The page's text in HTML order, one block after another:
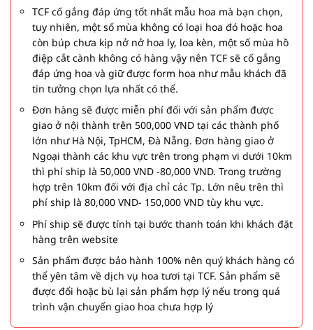
TCF cố gắng đáp ứng tốt nhất mẫu hoa mà bạn chọn,
tuy nhiên, một số mùa không có loại hoa đó hoặc hoa
còn búp chưa kịp nở nở hoa ly, loa kèn, một số mùa hồ
điệp cắt cành không có hàng vậy nên TCF sẽ cố gắng
đáp ứng hoa và giữ được form hoa như mẫu khách đã
tin tưởng chọn lựa nhất có thể.
Đơn hàng sẽ được miễn phí đối với sản phẩm được
giao ở nội thành trên 500,000 VND tại các thành phố
lớn như Hà Nội, TpHCM, Đà Nẵng. Đơn hàng giao ở
Ngoại thành các khu vực trên trong phạm vi dưới 10km
thì phí ship là 50,000 VND -80,000 VND. Trong trường
hợp trên 10km đối với địa chỉ các Tp. Lớn nêu trên thì
phí ship là 80,000 VND- 150,000 VND tùy khu vực.
Phí ship sẽ được tính tại bước thanh toán khi khách đặt
hàng trên website
Sản phẩm được bảo hành 100% nên quý khách hàng có
thể yên tâm về dịch vụ hoa tươi tại TCF. Sản phẩm sẽ
được đổi hoặc bù lại sản phẩm hợp lý nếu trong quá
trình vận chuyển giao hoa chưa hợp lý